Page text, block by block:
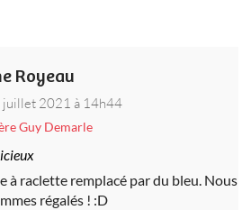
Royeau
juillet 2021 à 14h44
Guy Demarle
à raclette remplacé par du bleu. Nous
régalés ! :D